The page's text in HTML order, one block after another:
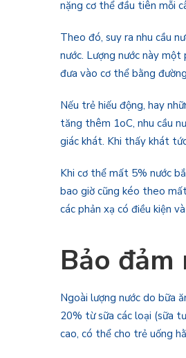
nặng cơ thể đầu tiên mỗi
Theo đó, suy ra nhu cầu
nước. Lượng nước này
đưa vào cơ thể bằng
Nếu trẻ hiếu động, hay
tăng thêm 1oC, nhu cầu
giác khát. Khi thấy khát
Khi cơ thể mất 5% nước
bao giờ cũng kéo theo
các phản xạ có điều kiện
Bảo
Ngoài lượng nước do bữa
20% từ sữa các loại (sữa
cao, có thể cho trẻ uống